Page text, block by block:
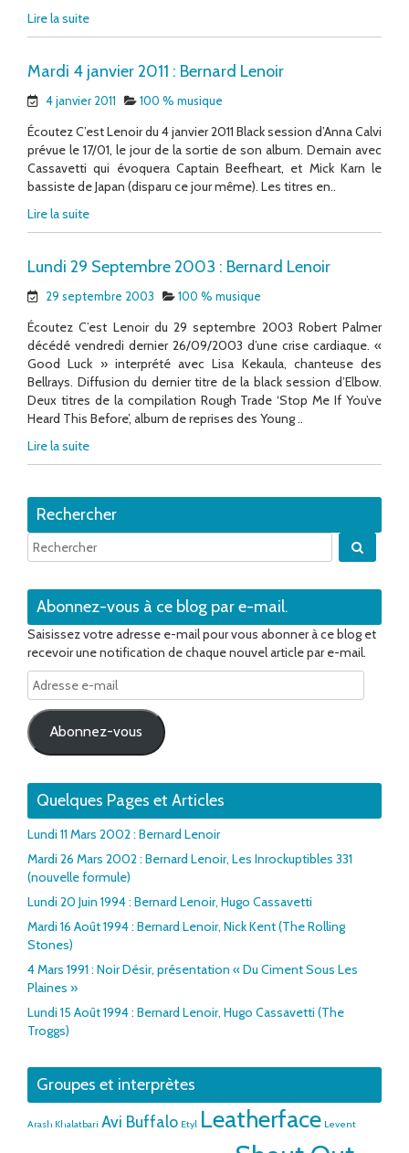
Lire la suite
Mardi 4 janvier 2011 : Bernard Lenoir
4 janvier 2011 100 % musique
Écoutez C’est Lenoir du 4 janvier 2011 Black session d’Anna Calvi
prévue le 17/01, le jour de la sortie de son album. Demain avec
Cassavetti qui évoquera Captain Beefheart, et Mick Karn le
bassiste de Japan (disparu ce jour même). Les titres en..
Lire la suite
Lundi 29 Septembre 2003 : Bernard Lenoir
29 septembre 2003 100 % musique
Écoutez C’est Lenoir du 29 septembre 2003 Robert Palmer
décédé vendredi dernier 26/09/2003 d’une crise cardiaque. «
Good Luck » interprété avec Lisa Kekaula, chanteuse des
Bellrays. Diffusion du dernier titre de la black session d’Elbow.
Deux titres de la compilation Rough Trade ‘Stop Me If You’ve
Heard This Before’, album de reprises des Young ..
Lire la suite
Rechercher
Abonnez-vous à ce blog par e-mail.
Saisissez votre adresse e-mail pour vous abonner à ce blog et
recevoir une notification de chaque nouvel article par e-mail.
Adresse
e-
mail
Abonnez-vous
Quelques Pages et Articles
Lundi 11 Mars 2002 : Bernard Lenoir
Mardi 26 Mars 2002 : Bernard Lenoir, Les Inrockuptibles 331
(nouvelle formule)
Lundi 20 Juin 1994 : Bernard Lenoir, Hugo Cassavetti
Mardi 16 Août 1994 : Bernard Lenoir, Nick Kent (The Rolling
Stones)
4 Mars 1991 : Noir Désir, présentation « Du Ciment Sous Les
Plaines »
Lundi 15 Août 1994 : Bernard Lenoir, Hugo Cassavetti (The
Troggs)
Groupes et interprètes
Arash Khalatbari Avi Buffalo Etyl Leatherface Levent